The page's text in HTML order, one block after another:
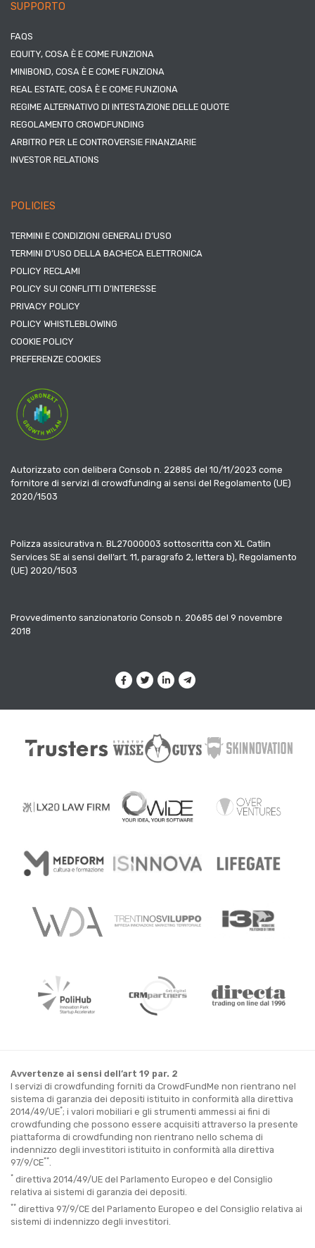
SUPPORTO
FAQS
EQUITY, COSA È E COME FUNZIONA
MINIBOND, COSA È E COME FUNZIONA
REAL ESTATE, COSA È E COME FUNZIONA
REGIME ALTERNATIVO DI INTESTAZIONE DELLE QUOTE
REGOLAMENTO CROWDFUNDING
ARBITRO PER LE CONTROVERSIE FINANZIARIE
INVESTOR RELATIONS
POLICIES
TERMINI E CONDIZIONI GENERALI D’USO
TERMINI D’USO DELLA BACHECA ELETTRONICA
POLICY RECLAMI
POLICY SUI CONFLITTI D’INTERESSE
PRIVACY POLICY
POLICY WHISTLEBLOWING
COOKIE POLICY
PREFERENZE COOKIES
Autorizzato con delibera Consob n. 22885 del 10/11/2023 come
fornitore di servizi di crowdfunding ai sensi del Regolamento (UE)
2020/1503
Polizza assicurativa n. BL27000003 sottoscritta con XL Catlin
Services SE ai sensi dell’art. 11, paragrafo 2, lettera b), Regolamento
(UE) 2020/1503
Provvedimento sanzionatorio Consob n. 20685 del 9 novembre
2018
Avvertenze ai sensi dell’art 19 par. 2
I servizi di crowdfunding forniti da CrowdFundMe non rientrano nel
sistema di garanzia dei depositi istituito in conformità alla direttiva
2014/49/UE*; i valori mobiliari e gli strumenti ammessi ai fini di
crowdfunding che possono essere acquisiti attraverso la presente
piattaforma di crowdfunding non rientrano nello schema di
indennizzo degli investitori istituito in conformità alla direttiva
97/9/CE**
* direttiva 2014/49/UE del Parlamento Europeo e del Consiglio
relativa ai sistemi di garanzia dei depositi.
** direttiva 97/9/CE del Parlamento Europeo e del Consiglio relativa ai
sistemi di indennizzo degli investitori.